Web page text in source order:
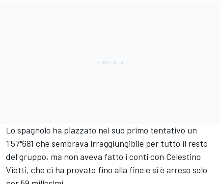
Lo spagnolo ha piazzato nel suo primo tentativo un
1'57"681 che sembrava irraggiungibile per tutto il resto
del gruppo, ma non aveva fatto i conti con Celestino
Vietti, che ci ha provato fino alla fine e si è arreso solo